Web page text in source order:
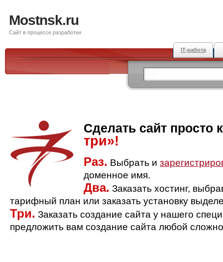
Mostnsk.ru
Сайт в процессе разработки
IT-работа
Сделать сайт просто
три»!
Раз. Выбрать и
доменное имя.
Два. Заказать хостинг,
тарифный план или заказать установку
Три. Заказать создание сайта у нашего
предложить вам создание сайта любой